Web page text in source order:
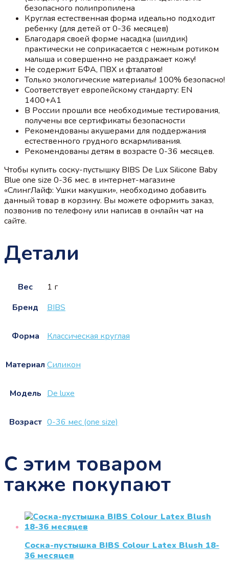
безопасного полипропилена
Круглая естественная форма идеально подходит
ребенку (для детей от 0-36 месяцев)
Благодаря своей форме насадка (шилдик)
практически не соприкасается с нежным ротиком
малыша и совершенно не раздражает кожу!
Не содержит БФА, ПВХ и фталатов!
Только экологические материалы! 100% безопасно!
Соответствует европейскому стандарту: EN
1400+A1
В России прошли все необходимые тестирования,
получены все сертификаты безопасности
Рекомендованы акушерами для поддержания
естественного грудного вскармливания.
Рекомендованы детям в возрасте 0-36 месяцев.
Чтобы купить соску-пустышку BIBS De Lux Silicone Baby
Blue one size 0-36 мес. в интернет-магазине
«СлингЛайф: Ушки макушки», необходимо добавить
данный товар в корзину. Вы можете оформить заказ,
позвонив по телефону или написав в онлайн чат на
сайте.
Детали
Вес
1 г
Бренд
BIBS
Форма Классическая круглая
Материал Силикон
Модель De luxe
Возраст 0-36 мес (one size)
С этим товаром
также покупают
Соска-пустышка BIBS Colour Latex Blush 18-
36 меcяцев